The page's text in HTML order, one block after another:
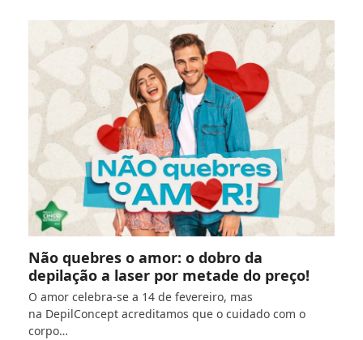
Não quebres o amor: o dobro da
depilação a laser por metade do preço!
O amor celebra-se a 14 de fevereiro, mas
na DepilConcept acreditamos que o cuidado com o
corpo…